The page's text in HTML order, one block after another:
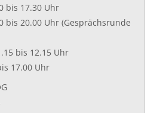
bis 17.30 Uhr
bis 20.00 Uhr (Gesprächsrunde
bis 12.15 Uhr
17.00 Uhr